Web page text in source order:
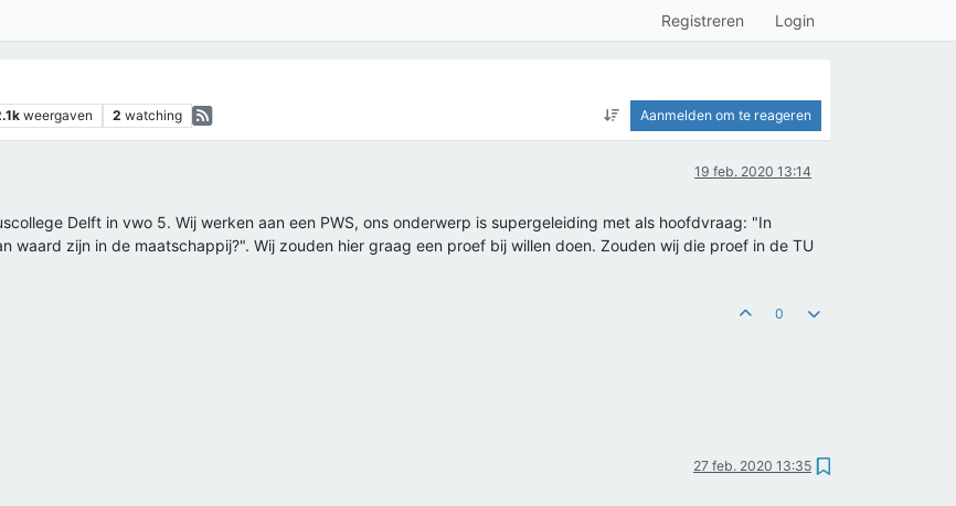
Registreren Login
weergaven 2 watching Aanmelden om te reageren
19 feb. 2020 13:14
Delft in vwo 5. Wij werken aan een PWS, ons onderwerp is supergeleiding met als hoofdvraag: "In
waard zijn in de maatschappij?". Wij zouden hier graag een proef bij willen doen. Zouden wij die proef in de TU
0
27 feb. 2020 13:35